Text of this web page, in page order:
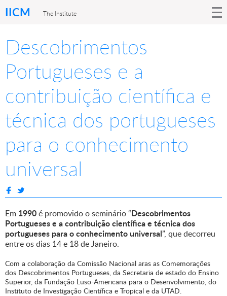
IICM The Institute
Descobrimentos
Portugueses e a
contribuição científica e
técnica dos portugueses
para o conhecimento
universal
Em 1990é promovido o seminário “Descobrimentos
Portugueses e a contribuição científica e técnica dos
portugueses para o conhecimento universal”, que decorreu
entre os dias 14 e 18 de Janeiro.
Com a colaboração da Comissão Nacional aras as Comemorações
dos Descobrimentos Portugueses, da Secretaria de estado do Ensino
Superior, da Fundação Luso-Americana para o Desenvolvimento, do
Instituto de Investigação Científica e Tropical e da UTAD.